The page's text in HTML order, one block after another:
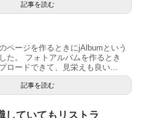
記事を読む
ページを作るときにjAlbumという
た。 フォトアルバムを作るとき
ロードできて、見栄えも良い...
記事を読む
していてもリストラ